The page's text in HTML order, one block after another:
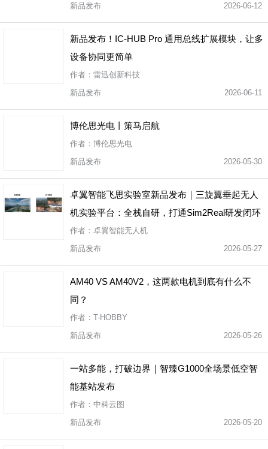
新品发布
2026-06-12
新品发布！IC-HUB Pro 通用总线扩展模块，让多
设备协同更简单
作者：雷迅创新科技
新品发布
2026-06-11
博伦思光电丨策马启航
作者：博伦思光电
新品发布
2026-05-30
卓翼智能飞思实验室新品发布｜三旋翼垂起无人
机实验平台：全栈自研，打通Sim2Real研发闭环
作者：卓翼智能无人机
新品发布
2026-05-27
AM40 VS AM40V2，这两款电机到底有什么不
同？
作者：T-HOBBY
新品发布
2026-05-26
一站多能，打破边界｜智臻G1000全场景低空智
能基站发布
作者：中科云图
新品发布
2026-05-20